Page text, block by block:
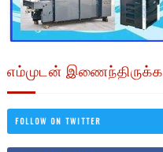
எம்முடன் இணைந்திருக்க
FOLLOW ON TWITTER